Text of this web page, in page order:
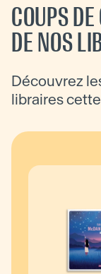
COUPS
DE NOS
Découvrez
libraires